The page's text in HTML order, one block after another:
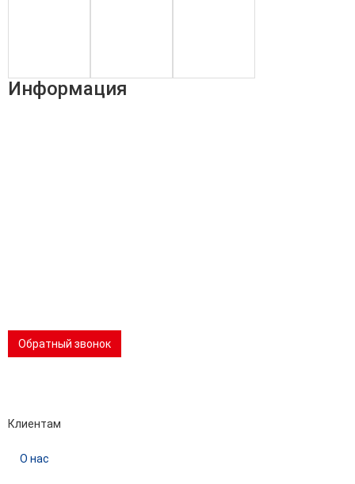
Информация
Обратный звонок
Клиентам
О нас